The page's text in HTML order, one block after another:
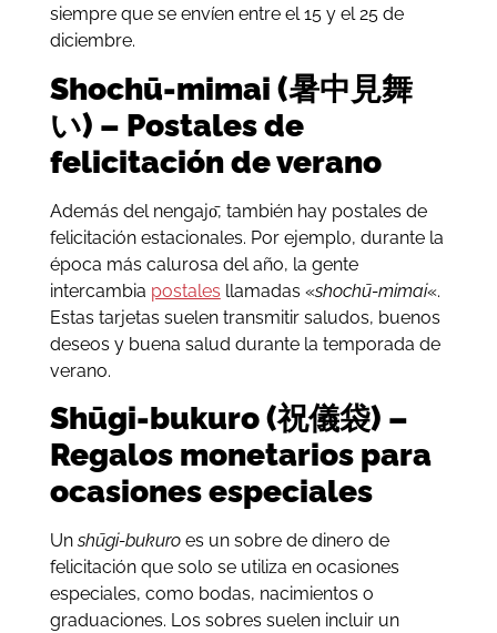
siempre que se envíen entre el 15 y el 25 de
diciembre.
Shochū-mimai (暑中見舞
い) – Postales de
felicitación de verano
Además del nengajо̄, también hay postales de
felicitación estacionales. Por ejemplo, durante la
época más calurosa del año, la gente
intercambia postales llamadas «shochū-mimai«.
Estas tarjetas suelen transmitir saludos, buenos
deseos y buena salud durante la temporada de
verano.
Shūgi-bukuro (祝儀袋) –
Regalos monetarios para
ocasiones especiales
Unshūgi-bukuroes un sobre de dinero de
felicitación que solo se utiliza en ocasiones
especiales, como bodas, nacimientos o
graduaciones. Los sobres suelen incluir un